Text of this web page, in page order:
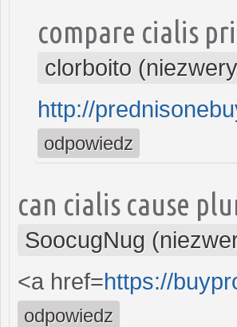
compare cialis
clorboito
http://
odpowiedz
can cialis cause
SoocugNug
<a href=https://
odpowiedz